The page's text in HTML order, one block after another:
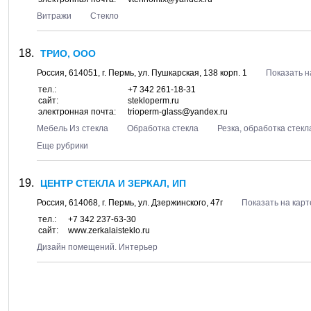
Витражи
Стекло
ТРИО, ООО
Россия, 614051, г. Пермь, ул. Пушкарская, 138 корп. 1
Показать
тел.:
+7 342 261-18-31
сайт:
stekloperm.ru
электронная почта:
trioperm-glass@yandex.ru
Мебель Из стекла
Обработка стекла
Резка, обработка
Еще рубрики
ЦЕНТР СТЕКЛА И ЗЕРКАЛ, ИП
Россия, 614068, г. Пермь, ул. Дзержинского, 47г
Показать на
тел.:
+7 342 237-63-30
сайт:
www.zerkalaisteklo.ru
Дизайн помещений. Интерьер